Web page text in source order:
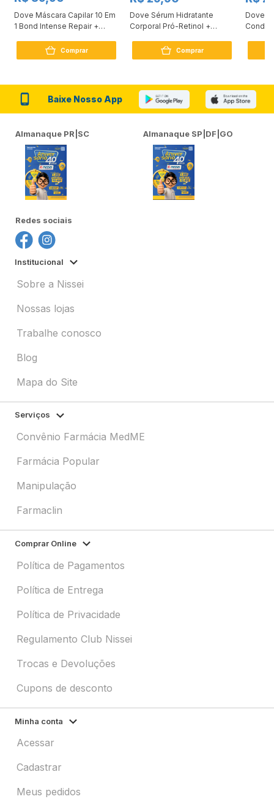
Dove Máscara Capilar 10 Em
1 Bond Intense Repair +
Comprar
Dove Sérum Hidratante
Corporal Pró-Retinol +
Comprar
Dove
Baixe Nosso App
Almanaque PR|SC Almanaque SP|DF|GO
Redes sociais
Institucional
Sobre a Nissei
Nossas lojas
Trabalhe conosco
Blog
Mapa do Site
Serviços
Convênio Farmácia MedME
Farmácia Popular
Manipulação
Farmaclin
Comprar Online
Política de Pagamentos
Política de Entrega
Política de Privacidade
Regulamento Club Nissei
Trocas e Devoluções
Cupons de desconto
Minha conta
Acessar
Cadastrar
Meus pedidos